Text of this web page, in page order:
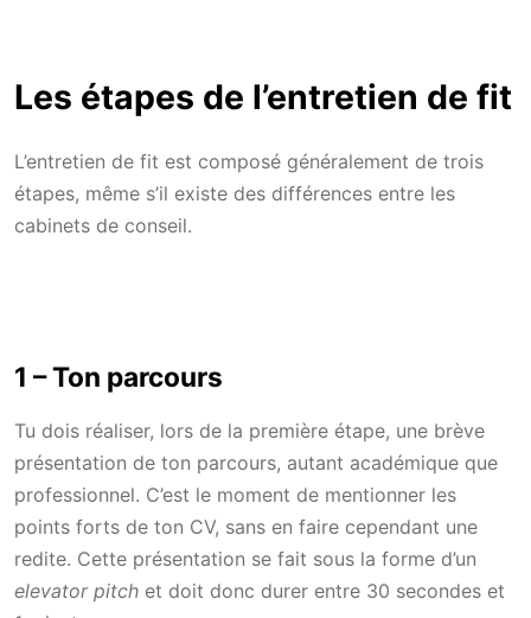
Les étapes de l’entretien de fit
L’entretien de fit est composé généralement de trois
étapes, même s’il existe des différences entre les
cabinets de conseil.
1 – Ton parcours
Tu dois réaliser, lors de la première étape, une brève
présentation de ton parcours, autant académique que
professionnel. C’est le moment de mentionner les
points forts de ton CV, sans en faire cependant une
redite. Cette présentation se fait sous la forme d’un
elevator pitch et doit donc durer entre 30 secondes et